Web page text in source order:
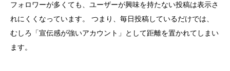
フォロワーが多くても、ユーザーが興味を持たない投稿は表示さ
れにくくなっています。 つまり、毎日投稿しているだけでは、
むしろ「宣伝感が強いアカウント」として距離を置かれてしまい
ます。